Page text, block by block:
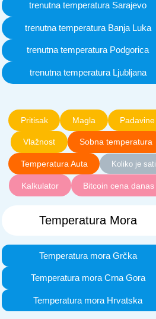
trenutna temperatura Sarajevo
trenutna temperatura Banja Luka
trenutna temperatura Podgorica
trenutna temperatura Ljubljana
Pritisak Magla Padavine
Vlažnost Sobna temperatura
Temperatura Auta Koliko je sati
Kalkulator Bitcoin cena danas
Temperatura Mora
Temperatura mora Grčka
Temperatura mora Crna Gora
Temperatura mora Hrvatska